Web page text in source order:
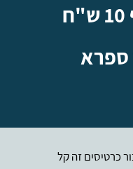
ספרא
כרטיסים זה קל